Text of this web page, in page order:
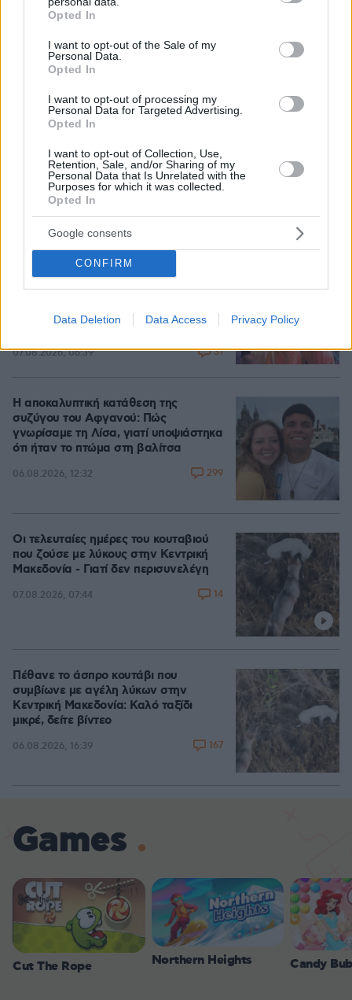
grant or deny consent to Google and its third-party tags to
use your data for below specified purposes in below Google
consent section.
Opted In
I want to opt-out of the Sale of my
Personal Data.
Opted In
I want to opt-out of processing my
Personal Data for Targeted Advertising.
Opted In
I want to opt-out of Collection, Use,
Retention, Sale, and/or Sharing of my
Personal Data that Is Unrelated with the
Purposes for which it was collected.
Opted In
Google consents
CONFIRM
Data Deletion Data Access Privacy Policy
100.00%
σε προσπάθεια ρεκόρ powerlifting
από Βελγίδα: «Είμαι ρατσιστής και το
έκανα επίτηδες» έγραψε ο δράστης
07.08.2026, 06:51
Γονικές παροχές: Οι παγίδες στις
μεταφορές χρημάτων που μπορεί να
κοστίσουν σε φόρο
07.08.2026, 07:58 14
Η Ιουλία Καλλιμάνη θύμωσε με θεατή
που της πέταξε λουλούδια στην
κεφάλι και είπε «εσένα σ' αρέσει
αυτό...», δείτε βίντεο
07.08.2026, 06:39 31
Η αποκαλυπτική κατάθεση της
συζύγου του Αφγανού: Πώς
γνωρίσαμε τη Λίσα, γιατί υποψιάστηκα
ότι ήταν το πτώμα στη βαλίτσα
06.08.2026, 12:32 299
Οι τελευταίες ημέρες του κουταβιού
που ζούσε με λύκους στην Κεντρική
Μακεδονία - Γιατί δεν περισυνελέγη
07.08.2026, 07:44 14
Πέθανε το άσπρο κουτάβι που
συμβίωνε με αγέλη λύκων στην
Κεντρική Μακεδονία: Καλό ταξίδι
μικρέ, δείτε βίντεο
06.08.2026, 16:39 167
Games
Cut The Rope Northern Heights Candy